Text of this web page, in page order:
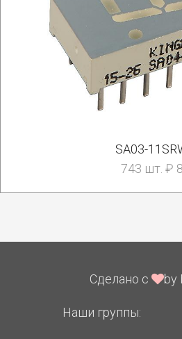
SA03-
743 шт. ₽
Сделано с by
Наши группы: